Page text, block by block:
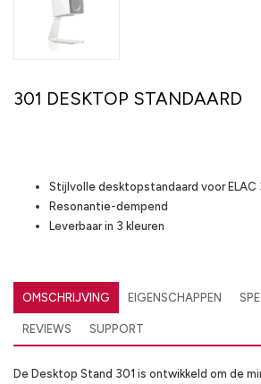
301 DESKTOP STANDAARD
Stijlvolle desktopstandaard voor ELAC
Resonantie-dempend
Leverbaar in 3 kleuren
OMSCHRIJVING EIGENSCHAPPEN
REVIEWS SUPPORT
De Desktop Stand 301 is ontwikkeld om de